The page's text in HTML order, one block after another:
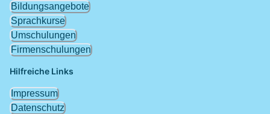
Hilfreiche Links
Impressum
Datenschutz
Bildungsangebote
Sprachkurse
Umschulungen
Firmenschulungen